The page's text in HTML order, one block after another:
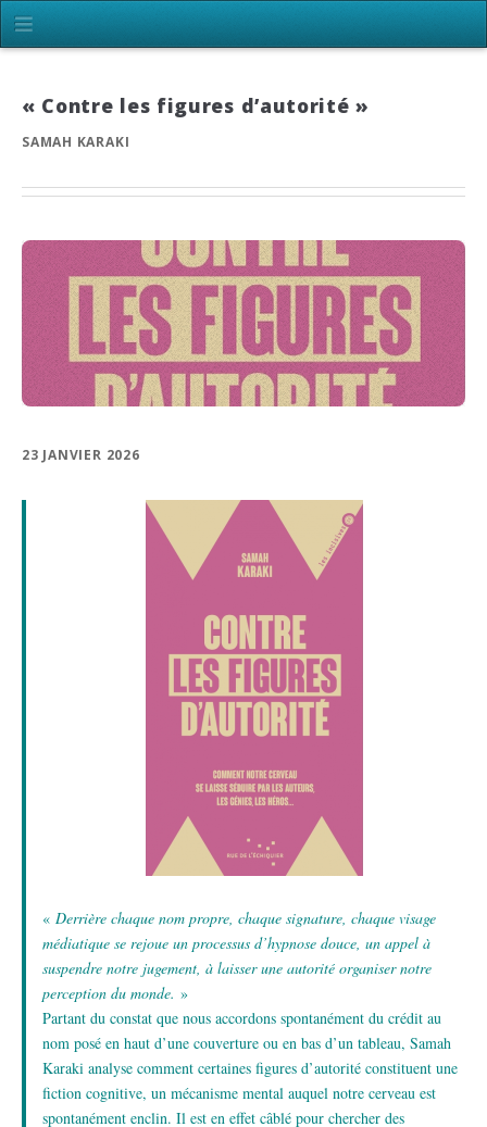
« Contre les figures d’autorité »
SAMAH KARAKI
23 JANVIER 2026
« Derrière chaque nom propre, chaque signature, chaque visage
médiatique se rejoue un processus d’hypnose douce, un appel à
suspendre notre jugement, à laisser une autorité organiser notre
perception du monde. »
Partant du constat que nous accordons spontanément du crédit au
nom posé en haut d’une couverture ou en bas d’un tableau, Samah
Karaki analyse comment certaines figures d’autorité constituent une
fiction cognitive, un mécanisme mental auquel notre cerveau est
spontanément enclin. Il est en effet câblé pour chercher des